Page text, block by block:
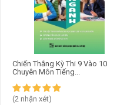
Chiến Thắng Kỳ Thi 9 Vào 10
Chuyên Môn Tiếng...
(2 nhận xét)